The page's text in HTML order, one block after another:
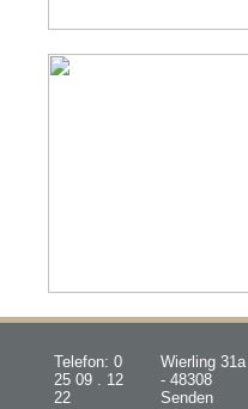
Telefon: 0
25 09 . 12
22
Wierling 31a
- 48308
Senden